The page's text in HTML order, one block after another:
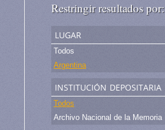
Restringir resultados por:
lugar
Todos
Argentina
institución depositaria
Todos
Archivo Nacional de la Memoria